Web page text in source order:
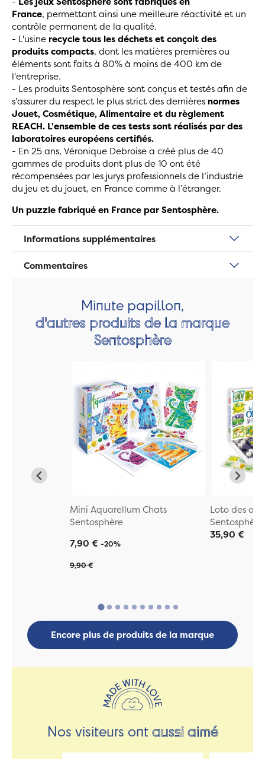
France, permettant ainsi une meilleure réactivité et un
contrôle permanent de la qualité.
- L'usine recycle tous les déchets et conçoit des
produits compacts, dont les matières premières ou
éléments sont faits à 80% à moins de 400 km de
l'entreprise.
- Les produits Sentosphère sont conçus et testés afin de
s'assurer du respect le plus strict des dernières normes
Jouet, Cosmétique, Alimentaire et du règlement
REACH. L'ensemble de ces tests sont réalisés par des
laboratoires européens certifiés.
- En 25 ans, Véronique Debroise a créé plus de 40
gammes de produits dont plus de 10 ont été
récompensées par les jurys professionnels de l’industrie
du jeu et du jouet, en France comme à l’étranger.
Un puzzle fabriqué en France par Sentosphère.
Informations supplémentaires
Commentaires
Minute papillon,
d'autres produits de la marque
Sentosphère
Mini Aquarellum Chats
Sentosphère
7,90 € -20%
9,90 €
Loto des
Sentosphère
35,90 €
Encore plus de produits de la marque
Nos visiteurs ontaussi aimé